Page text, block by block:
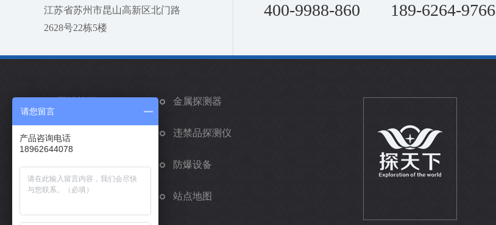
江苏省苏州市昆山高新区北门路
2628号22栋5楼
400-9988-860 189-6264-9766
金属探测器
矫正手环 违禁品探测仪
车辆安检系统 防爆设备
在线留言 站点地图
请您留言
产品咨询电话
18962644078